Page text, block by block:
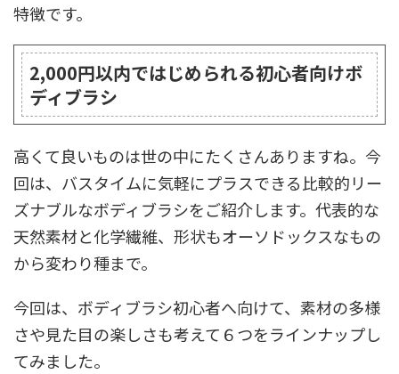
特徴です。
2,000円以内ではじめられる初心者向けボ
ディブラシ
高くて良いものは世の中にたくさんありますね。今
回は、バスタイムに気軽にプラスできる比較的リー
ズナブルなボディブラシをご紹介します。代表的な
天然素材と化学繊維、形状もオーソドックスなもの
から変わり種まで。
今回は、ボディブラシ初心者へ向けて、素材の多様
さや見た目の楽しさも考えて６つをラインナップし
てみました。